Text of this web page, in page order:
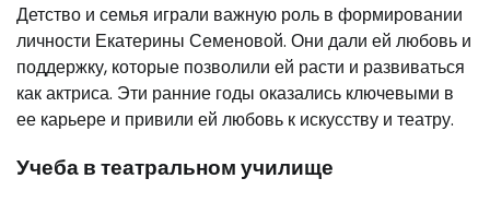
Детство и семья играли важную роль в формировании
личности Екатерины Семеновой. Они дали ей любовь и
поддержку, которые позволили ей расти и развиваться
как актриса. Эти ранние годы оказались ключевыми в
ее карьере и привили ей любовь к искусству и театру.
Учеба в театральном училище